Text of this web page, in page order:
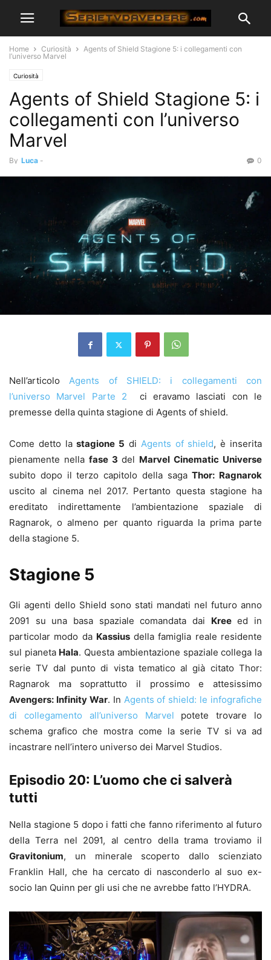
Home Curiosità
Agents of Shield Stagione 5: i collegamenti con
l’universo Marvel
Curiosità
Agents of Shield Stagione 5: i
collegamenti con l’universo
Marvel
By Luca - 0
Nell’articoloAgents of SHIELD: i collegamenti con
l’universo Marvel Parte 2 ci eravamo lasciati con le
premesse della quinta stagione di Agents of shield.
Come detto lastagione 5 di Agents of shield, è inserita
pienamente nella fase 3 del Marvel Cinematic Universe
subito dopo il terzo capitolo della sagaThor: Ragnarok
uscito al cinema nel 2017. Pertanto questa stagione ha
ereditato indirettamente l’ambientazione spaziale di
Ragnarok, o almeno per quanto riguarda la prima parte
della stagione 5.
Stagione 5
Gli agenti dello Shield sono stati mandati nel futuro anno
2091 su una basa spaziale comandata dai Kreeed in
particolar modo da Kassiusdella famiglia reale residente
sul pianeta Hala. Questa ambientazione spaziale collega la
serie TV dal punto di vista tematico al già citato Thor:
Ragnarok ma soprattutto il prossimo e attesissimo
Avengers: Infinity War. In Agents of shield: le infografiche
di collegamento all’universo Marvel potete trovare lo
schema grafico che mostra come la serie TV si va ad
incastrare nell’intero universo dei Marvel Studios.
Episodio 20: L’uomo che ci salverà
tutti
Nella stagione 5 dopo i fatti che fanno riferimento al futuro
della Terra nel 2091, al centro della trama troviamo il
Gravitonium, un minerale scoperto dallo scienziato
Franklin Hall, che ha cercato di nasconderlo al suo ex-
socio Ian Quinn per gli usi che ne avrebbe fatto l’HYDRA.